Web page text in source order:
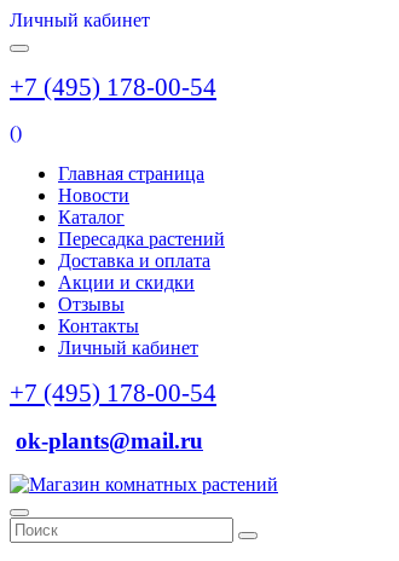
Личный кабинет
+7 (495) 178-00-54
()
Главная страница
Новости
Каталог
Пересадка растений
Доставка и оплата
Акции и скидки
Отзывы
Контакты
Личный кабинет
+7 (495) 178-00-54
ok-plants@mail.ru